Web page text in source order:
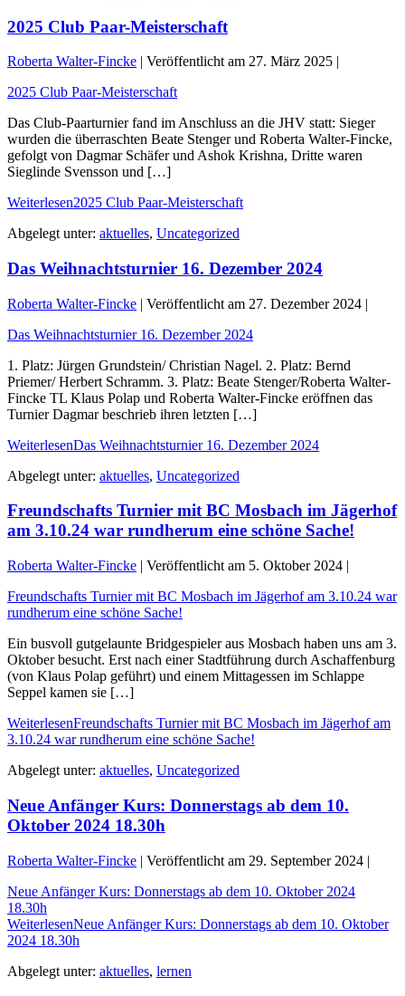
2025 Club Paar-Meisterschaft
Roberta Walter-Fincke | Veröffentlicht am 27. März 2025 |
2025 Club Paar-Meisterschaft
Das Club-Paarturnier fand im Anschluss an die JHV statt: Sieger
wurden die überraschten Beate Stenger und Roberta Walter-Fincke,
gefolgt von Dagmar Schäfer und Ashok Krishna, Dritte waren
Sieglinde Svensson und […]
Weiterlesen2025 Club Paar-Meisterschaft
Abgelegt unter: aktuelles, Uncategorized
Das Weihnachtsturnier 16. Dezember 2024
Roberta Walter-Fincke | Veröffentlicht am 27. Dezember 2024 |
Das Weihnachtsturnier 16. Dezember 2024
1. Platz: Jürgen Grundstein/ Christian Nagel. 2. Platz: Bernd
Priemer/ Herbert Schramm. 3. Platz: Beate Stenger/Roberta Walter-
Fincke TL Klaus Polap und Roberta Walter-Fincke eröffnen das
Turnier Dagmar beschrieb ihren letzten […]
WeiterlesenDas Weihnachtsturnier 16. Dezember 2024
Abgelegt unter: aktuelles, Uncategorized
Freundschafts Turnier mit BC Mosbach im Jägerhof
am 3.10.24 war rundherum eine schöne Sache!
Roberta Walter-Fincke | Veröffentlicht am 5. Oktober 2024 |
Freundschafts Turnier mit BC Mosbach im Jägerhof am 3.10.24 war
rundherum eine schöne Sache!
Ein busvoll gutgelaunte Bridgespieler aus Mosbach haben uns am 3.
Oktober besucht. Erst nach einer Stadtführung durch Aschaffenburg
(von Klaus Polap geführt) und einem Mittagessen im Schlappe
Seppel kamen sie […]
WeiterlesenFreundschafts Turnier mit BC Mosbach im Jägerhof am
3.10.24 war rundherum eine schöne Sache!
Abgelegt unter: aktuelles, Uncategorized
Neue Anfänger Kurs: Donnerstags ab dem 10.
Oktober 2024 18.30h
Roberta Walter-Fincke | Veröffentlicht am 29. September 2024 |
Neue Anfänger Kurs: Donnerstags ab dem 10. Oktober 2024
18.30h
WeiterlesenNeue Anfänger Kurs: Donnerstags ab dem 10. Oktober
2024 18.30h
Abgelegt unter: aktuelles, lernen